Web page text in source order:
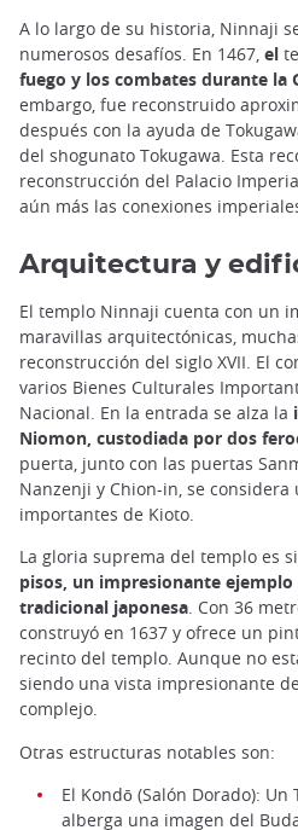
A lo largo de su historia, Ninnaji
numerosos desafíos. En 1467, el
fuego y los combates durante la
embargo, fue reconstruido
después con la ayuda de
del shogunato Tokugawa. Esta
reconstrucción del Palacio
aún más las conexiones
Arquitectura y
El templo Ninnaji cuenta con un
maravillas arquitectónicas,
reconstrucción del siglo XVII. El
varios Bienes Culturales
Nacional. En la entrada se alza la
Niomon, custodiada por dos
puerta, junto con las puertas
Nanzenji y Chion-in, se
importantes de Kioto.
La gloria suprema del templo es
pisos, un impresionante
tradicional japonesa. Con 36
construyó en 1637 y ofrece un
recinto del templo. Aunque no
siendo una vista impresionante
complejo.
Otras estructuras notables son:
El Kondō (Salón Dorado):
alberga una imagen del